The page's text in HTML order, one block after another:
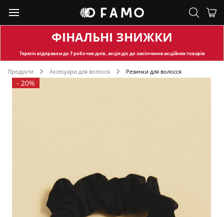
ФІНАЛЬНІ ЗНИЖКИ
Термін відправкидо 7 робочих днів, акція діє до закінчення акційних товарів
Продукти Аксесуари для волосся Резинки для волосся
- 20%